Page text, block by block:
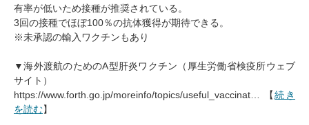
有率が低いため接種が推奨されている。
3回の接種でほぼ100％の抗体獲得が期待できる。
※未承認の輸入ワクチンもあり
▼海外渡航のためのA型肝炎ワクチン（厚生労働省検疫所ウェブ
サイト）
https://www.forth.go.jp/moreinfo/topics/useful_vaccinat… 【続き
を読む】